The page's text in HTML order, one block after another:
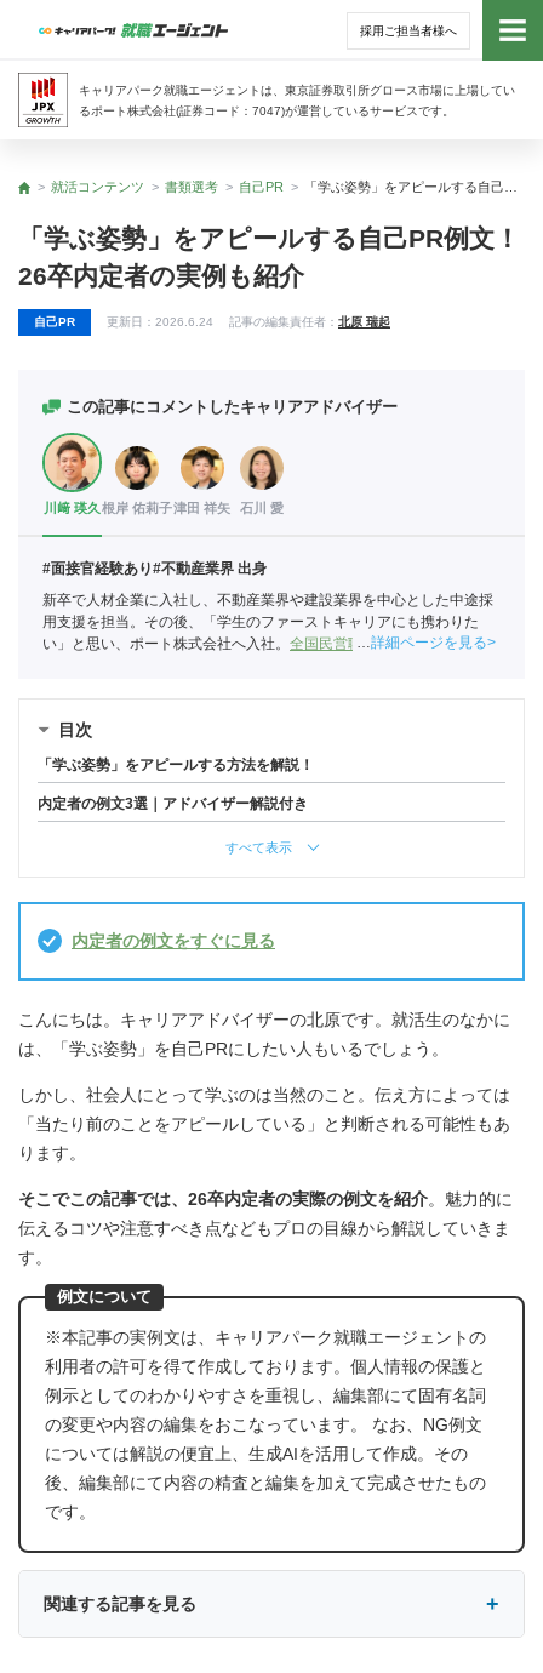
採用ご担当者様へ
キャリアパーク就職エージェントは、東京証券取引所グロース市場に上場してい
るポート株式会社(証券コード：7047)が運営しているサービスです。
トッ
トップ
就活コンテンツ 書類選考 自己PR
「学ぶ姿勢」をアピールする自己PR例文！
26卒内定者の実例も紹介
自己PR 更新日： 2026.6.24 記事の編集責任者： 北原 瑞起
この記事にコメントしたキャリアアドバイザー
川﨑 瑛久 根岸 佑莉子津田 祥矢 石川 愛
#面接官経験あり#不動産業界 出身
新卒で人材企業に入社し、不動産業界や建設業界を中心とした中途採
用支援を担当。その後、「学生のファーストキャリアにも携わりた
い」と思い、ポート株式会社へ入社。 全国民営職業紹介事業協会職業
詳細ページを見る
目次
「学ぶ姿勢」をアピールする方法を解説！
内定者の例文3選｜アドバイザー解説付き
すべて表示
内定者の例文をすぐに見る
こんにちは。キャリアアドバイザーの北原です。就活生のなかに
は、「学ぶ姿勢」を自己PRにしたい人もいるでしょう。
しかし、社会人にとって学ぶのは当然のこと。伝え方によっては
「当たり前のことをアピールしている」と判断される可能性もあ
ります。
そこでこの記事では、26卒内定者の実際の例文を紹介。魅力的に
伝えるコツや注意すべき点などもプロの目線から解説していきま
す。
例文について
※本記事の実例文は、キャリアパーク就職エージェントの
利用者の許可を得て作成しております。個人情報の保護と
例示としてのわかりやすさを重視し、編集部にて固有名詞
の変更や内容の編集をおこなっています。 なお、NG例文
については解説の便宜上、生成AIを活用して作成。その
後、編集部にて内容の精査と編集を加えて完成させたもの
です。
関連する記事を見る